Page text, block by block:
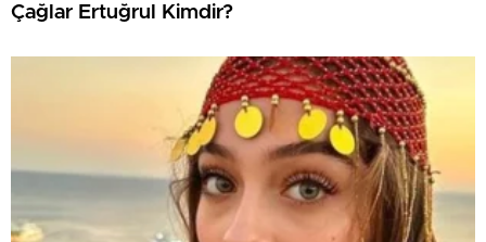
Çağlar Ertuğrul Kimdir?